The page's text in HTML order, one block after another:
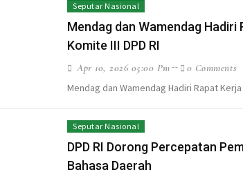
Seputar Nasional
Mendag dan Wamendag Hadiri
Komite III DPD RI
Apr 10, 2026 05:00 Pm
0 Comments
Mendag dan Wamendag Hadiri Rapat Kerja
Seputar Nasional
DPD RI Dorong Percepatan
Bahasa Daerah